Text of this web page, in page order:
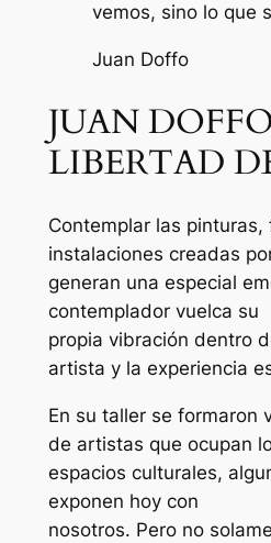
vemos, sino lo que
Juan Doffo
JUAN
LIBERTAD
Contemplar las pinturas,
instalaciones creadas
generan una especial
contemplador vuelca su
propia vibración dentro
artista y la experiencia
En su taller se formaron
de artistas que ocupan
espacios culturales,
exponen hoy con
nosotros. Pero no